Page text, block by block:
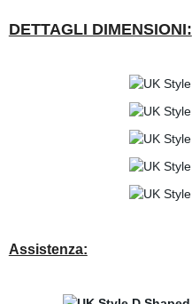
DETTAGLI DIMENSIONI:
Assistenza: